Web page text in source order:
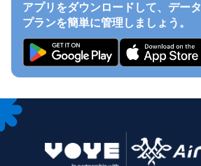
アプリをダウンロードして、データ
プランを簡単に管理しましょう。